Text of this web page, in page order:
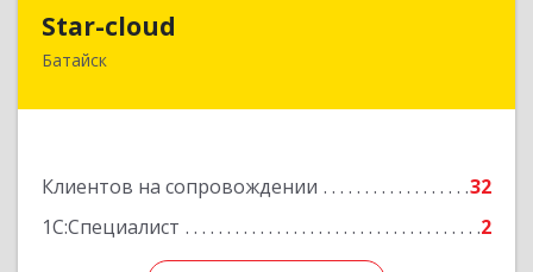
Star-cloud
Батайск
Клиентов на сопровождении
32
1С:Специалист
2
346880, Ростовская обл, Батайск г, Фермерская